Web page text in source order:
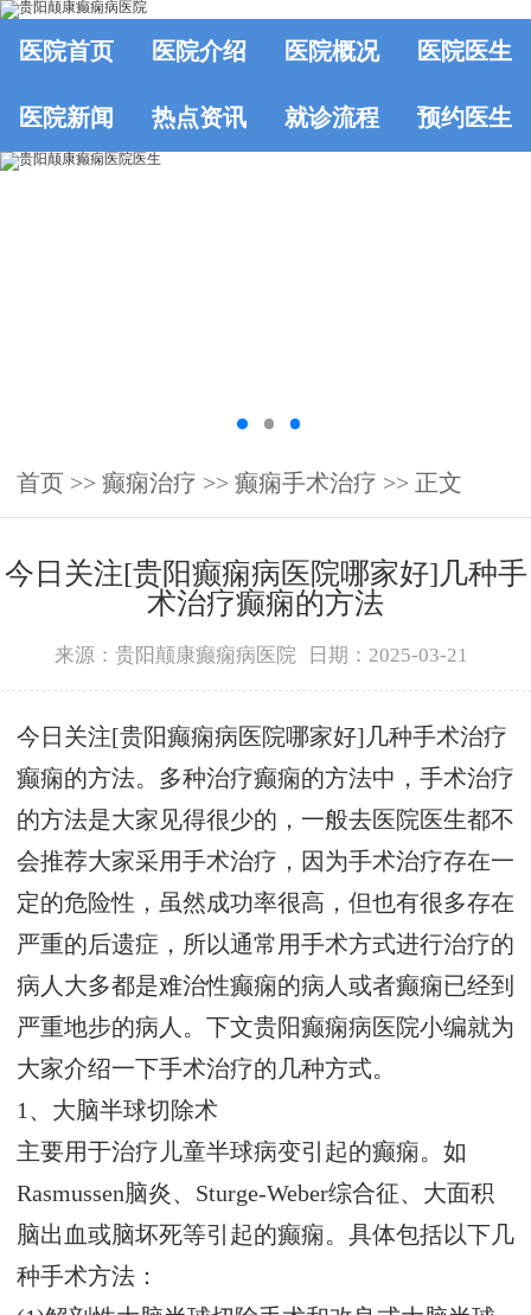
医院首页 医院介绍 医院概况 医院医生
医院新闻 热点资讯 就诊流程 预约医生
首页 >> 癫痫治疗 >> 癫痫手术治疗 >> 正文
今日关注[贵阳癫痫病医院哪家好]几种手
术治疗癫痫的方法
来源：贵阳颠康癫痫病医院 日期：2025-03-21
今日关注[贵阳癫痫病医院哪家好]几种手术治疗
癫痫的方法。多种治疗癫痫的方法中，手术治疗
的方法是大家见得很少的，一般去医院医生都不
会推荐大家采用手术治疗，因为手术治疗存在一
定的危险性，虽然成功率很高，但也有很多存在
严重的后遗症，所以通常用手术方式进行治疗的
病人大多都是难治性癫痫的病人或者癫痫已经到
严重地步的病人。下文贵阳癫痫病医院小编就为
大家介绍一下手术治疗的几种方式。
1、大脑半球切除术
主要用于治疗儿童半球病变引起的癫痫。如
Rasmussen脑炎、Sturge-Weber综合征、大面积
脑出血或脑坏死等引起的癫痫。具体包括以下几
种手术方法：